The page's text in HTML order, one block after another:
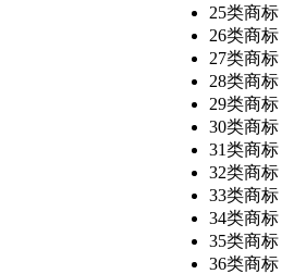
25类商标
26类商标
27类商标
28类商标
29类商标
30类商标
31类商标
32类商标
33类商标
34类商标
35类商标
36类商标